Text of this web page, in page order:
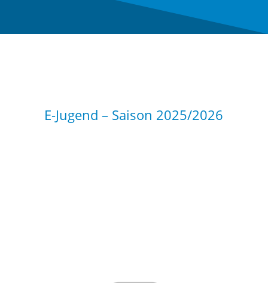
E-Jugend – Saison 2025/2026